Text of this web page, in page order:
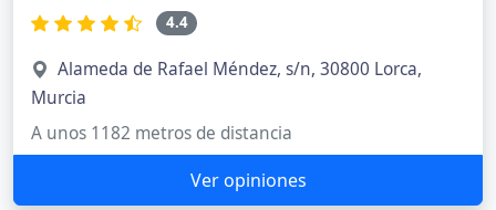
4.4
Alameda de Rafael Méndez, s/n, 30800 Lorca,
Murcia
A unos 1182 metros de distancia
Ver opiniones